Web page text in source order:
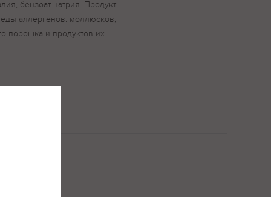
бензоат натрия. Продукт
аллергенов: моллюсков,
порошка и продуктов их